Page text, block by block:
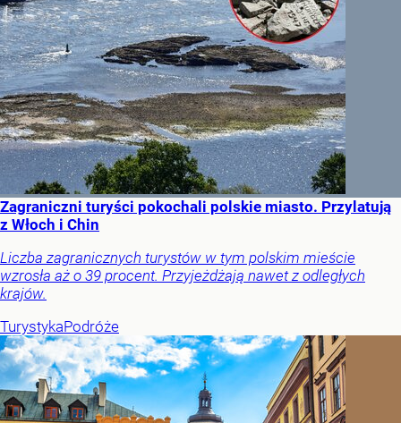
Zagraniczni turyści pokochali polskie miasto. Przylatują
z Włoch i Chin
Liczba zagranicznych turystów w tym polskim mieście
wzrosła aż o 39 procent. Przyjeżdżają nawet z odległych
krajów.
TurystykaPodróże